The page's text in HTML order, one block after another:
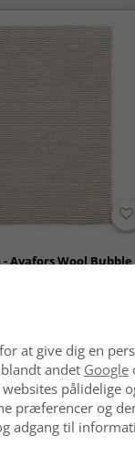
Avafors Wool Bubble
at give dig en
andet Google
pålidelige
præferencer og
adgang til